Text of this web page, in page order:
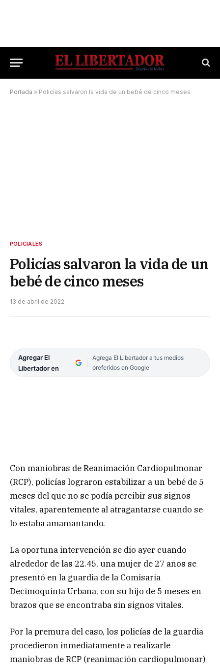
Portada » Policías salvaron la vida de un bebé de cinco meses
POLICIALES
Policías salvaron la vida de un
bebé de cinco meses
13 de abril de 2022
Agregar El
Libertador en
Agrega El Libertador a tus medios
preferidos en Google
Con maniobras de Reanimación Cardiopulmonar
(RCP), policías lograron estabilizar a un bebé de 5
meses del que no se podía percibir sus signos
vitales, aparentemente al atragantarse cuando se
lo estaba amamantando.
La oportuna intervención se dio ayer cuando
alrededor de las 22.45, una mujer de 27 años se
presentó en la guardia de la Comisaria
Decimoquinta Urbana, con su hijo de 5 meses en
brazos que se encontraba sin signos vitales.
Por la premura del caso, los policías de la guardia
procedieron inmediatamente a realizarle
maniobras de RCP (reanimación cardiopulmonar)